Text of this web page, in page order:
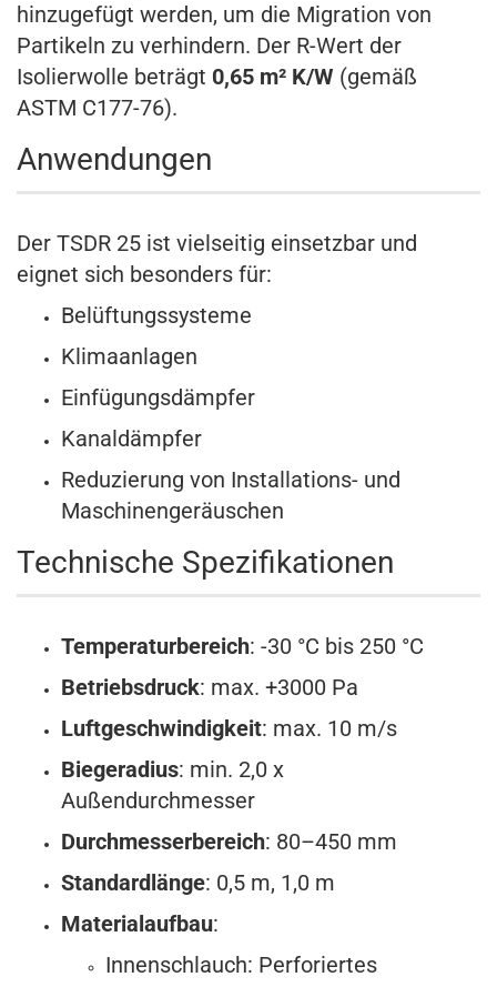
hinzugefügt werden, um die Migration von
Partikeln zu verhindern. Der R-Wert der
Isolierwolle beträgt 0,65 m² K/W (gemäß
ASTM C177-76).
Anwendungen
Der TSDR 25 ist vielseitig einsetzbar und
eignet sich besonders für:
Belüftungssysteme
Klimaanlagen
Einfügungsdämpfer
Kanaldämpfer
Reduzierung von Installations- und
Maschinengeräuschen
Technische Spezifikationen
Temperaturbereich: -30 °C bis 250 °C
Betriebsdruck: max. +3000 Pa
Luftgeschwindigkeit: max. 10 m/s
Biegeradius: min. 2,0 x
Außendurchmesser
Durchmesserbereich: 80–450 mm
Standardlänge: 0,5 m, 1,0 m
Materialaufbau:
Innenschlauch: Perforiertes